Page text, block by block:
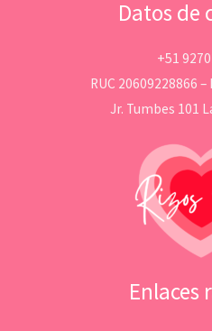
Datos de
+51
RUC 20609228866 –
Jr. Tumbes 101
Enlaces